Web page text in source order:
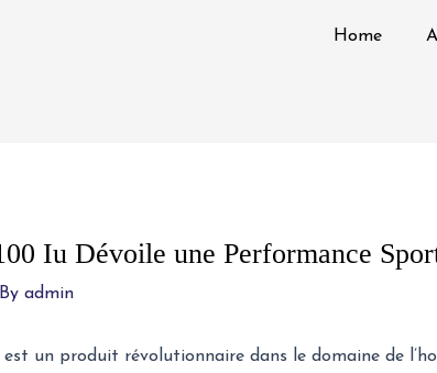
Home
Iu Dévoile une Performance
admin
un produit révolutionnaire dans le domaine de